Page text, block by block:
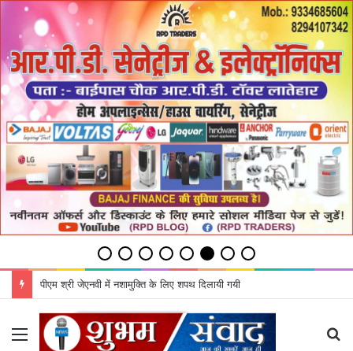
पीएम श्री जेएनवी में नशामुक्ति के लिए शपथ दिलायी गयी
Menu